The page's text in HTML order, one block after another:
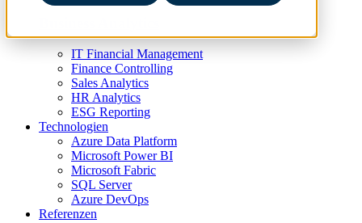
IT Financial Management
Finance Controlling
Sales Analytics
HR Analytics
ESG Reporting
Technologien
Azure Data Platform
Microsoft Power BI
Microsoft Fabric
SQL Server
Azure DevOps
Referenzen